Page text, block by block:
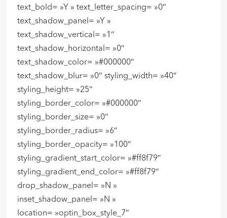
text_bold= »Y » text_letter_spacing= »0″
text_shadow_panel= »Y »
text_shadow_vertical= »1″
text_shadow_horizontal= »0″
text_shadow_color= »#000000″
text_shadow_blur= »0″ styling_width= »40″
styling_height= »25″
styling_border_color= »#000000″
styling_border_size= »0″
styling_border_radius= »6″
styling_border_opacity= »100″
styling_gradient_start_color= »#ff8f79″
styling_gradient_end_color= »#ff8f79″
drop_shadow_panel= »N »
inset_shadow_panel= »N »
location= »optin_box_style_7″